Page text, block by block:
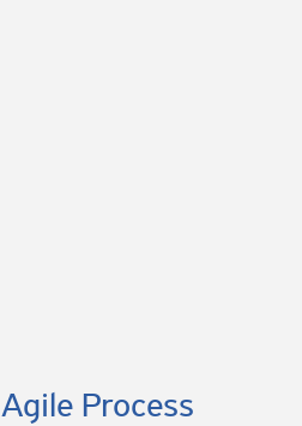
Agile Process